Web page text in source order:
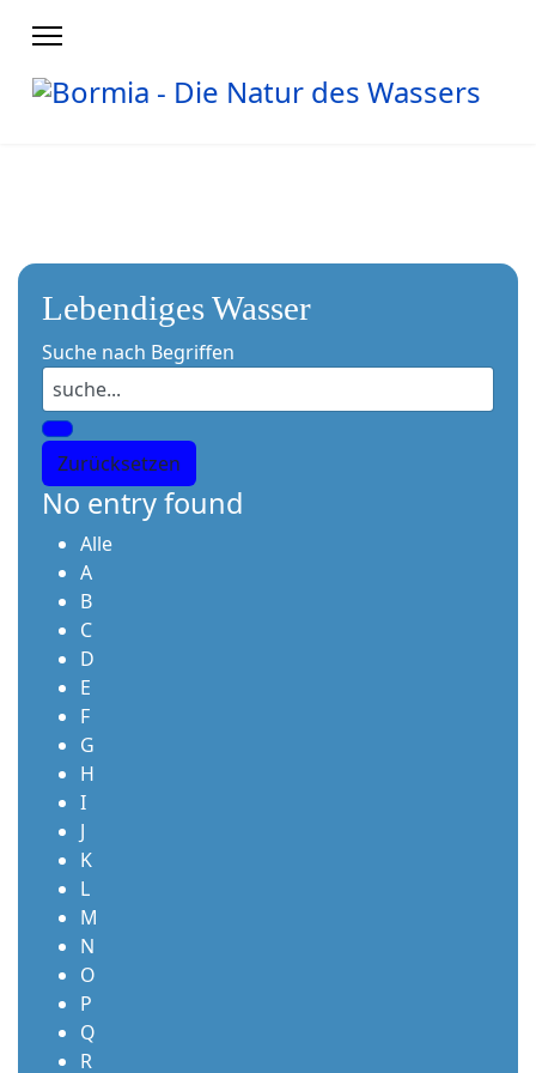
Lebendiges Wasser
Suche nach Begriffen
No entry found
Alle
A
B
C
D
E
F
G
H
I
J
K
L
M
N
O
P
Q
R